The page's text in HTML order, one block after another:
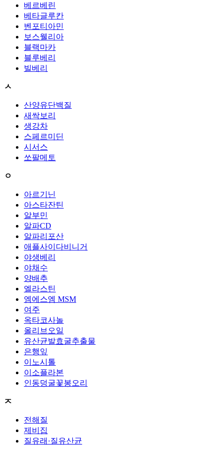
베르베린
베타글루칸
벤포티아민
보스웰리아
블랙마카
블루베리
빌베리
ㅅ
산양유단백질
새싹보리
생강차
스페르미딘
시서스
쏘팔메토
ㅇ
아르기닌
아스타잔틴
알부민
알파CD
알파리포산
애플사이다비니거
야생베리
야채수
양배추
엘라스틴
엠에스엠 MSM
여주
옥타코사놀
올리브오일
유산균발효굴추출물
은행잎
이노시톨
이소플라본
인동덩굴꽃봉오리
ㅈ
전해질
제비집
질유래·질유산균